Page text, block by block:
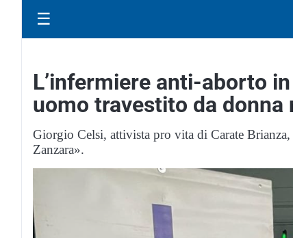
☰
L’infermiere anti-aborto
uomo travestito da donna
Giorgio Celsi, attivista pro vita di Carate
Zanzara».